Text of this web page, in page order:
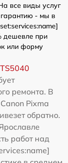
все виды услуг
- мы в
дешевле при
или форму
ремонта. В
Pixma
обратно.
работ над